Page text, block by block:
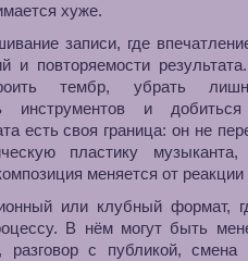
хуже.
записи, где
и повторяемости
тембр, убрать
инструментов и добиться
есть своя граница: он не
пластику музыканта,
меняется от реакции
или клубный формат,
В нём могут быть
с публикой, смена